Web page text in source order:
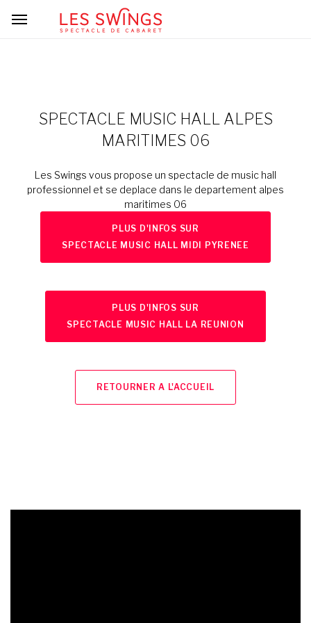
SPECTACLE MUSIC HALL ALPES
MARITIMES 06
Les Swings vous propose un spectacle de music hall
professionnel et se deplace dans le departement alpes
maritimes 06
PLUS D'INFOS SUR
SPECTACLE MUSIC HALL MIDI PYRENEE
PLUS D'INFOS SUR
SPECTACLE MUSIC HALL LA REUNION
RETOURNER A L'ACCUEIL